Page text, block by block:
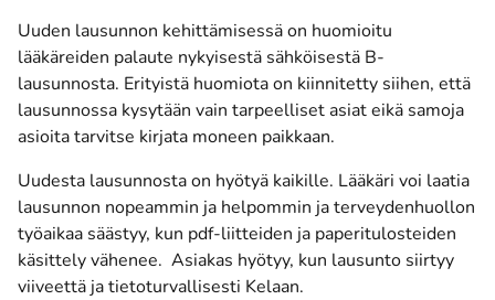
Uuden lausunnon kehittämisessä on huomioitu
lääkäreiden palaute nykyisestä sähköisestä B-
lausunnosta. Erityistä huomiota on kiinnitetty siihen, että
lausunnossa kysytään vain tarpeelliset asiat eikä samoja
asioita tarvitse kirjata moneen paikkaan.
Uudesta lausunnosta on hyötyä kaikille. Lääkäri voi laatia
lausunnon nopeammin ja helpommin ja terveydenhuollon
työaikaa säästyy, kun pdf-liitteiden ja paperitulosteiden
käsittely vähenee. Asiakas hyötyy, kun lausunto siirtyy
viiveettä ja tietoturvallisesti Kelaan.